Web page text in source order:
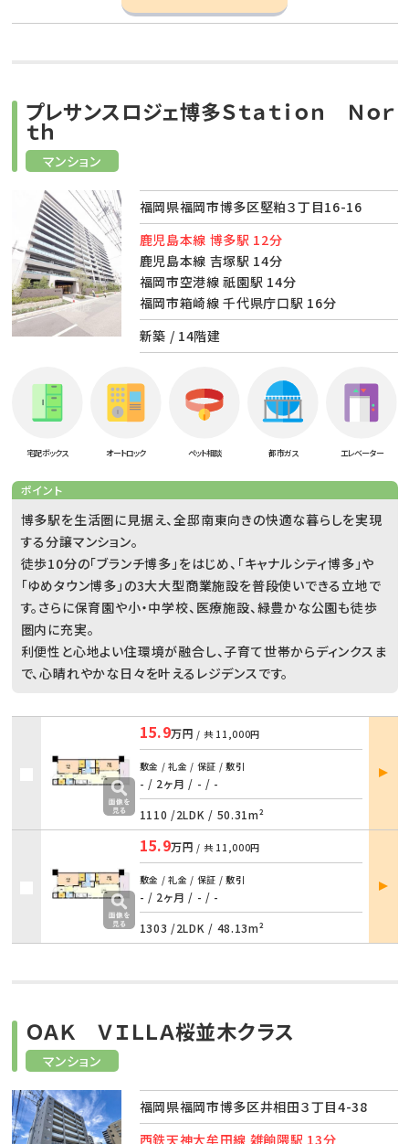
マンション
プレサンスロジェ博多Ｓｔａｔｉｏｎ Ｎｏｒ
ｔｈ
福岡県福岡市博多区堅粕３丁目16-16
鹿児島本線 博多駅 12分
鹿児島本線 吉塚駅 14分
福岡市空港線 祇園駅 14分
福岡市箱崎線 千代県庁口駅 16分
新築 / 14階建
宅配ボックス オートロック ペット相談 都市ガス エレベーター
ポイント
博多駅を生活圏に見据え、全邸南東向きの快適な暮らしを実現
する分譲マンション。
徒歩10分の「ブランチ博多」をはじめ、「キャナルシティ博多」や
「ゆめタウン博多」の3大大型商業施設を普段使いできる立地で
す。さらに保育園や小・中学校、医療施設、緑豊かな公園も徒歩
圏内に充実。
利便性と心地よい住環境が融合し、子育て世帯からディンクスま
で、心晴れやかな日々を叶えるレジデンスです。
15.9万円 / 共 11,000円
敷金 / 礼金 / 保証 / 敷引
- / 2ヶ月 / - / -
1110 /2LDK / 50.31m²
部屋
詳細
15.9万円 / 共 11,000円
敷金 / 礼金 / 保証 / 敷引
- / 2ヶ月 / - / -
1303 /2LDK / 48.13m²
部屋
詳細
マンション
ＯＡＫ ＶＩＬＬＡ桜並木クラス
福岡県福岡市博多区井相田３丁目4-38
西鉄天神大牟田線 雑餉隈駅 13分